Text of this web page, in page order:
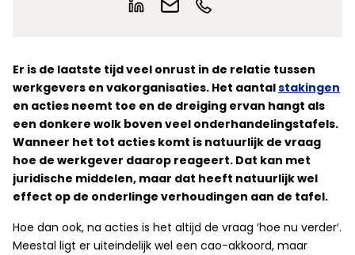
Er is de laatste tijd veel onrust in de relatie tussen
werkgevers en vakorganisaties. Het aantalstakingen
en acties neemt toe en de dreiging ervan hangt als
een donkere wolk boven veel onderhandelingstafels.
Wanneer het tot acties komt is natuurlijk de vraag
hoe de werkgever daarop reageert. Dat kan met
juridische middelen, maar dat heeft natuurlijk wel
effect op de onderlinge verhoudingen aan de tafel.
Hoe dan ook, na acties is het altijd de vraag ′hoe nu verder′.
Meestal ligt er uiteindelijk wel een cao-akkoord, maar